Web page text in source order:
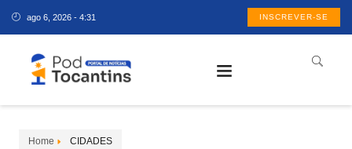
ago 6, 2026 - 4:31 INSCREVER-SE
Home CIDADES